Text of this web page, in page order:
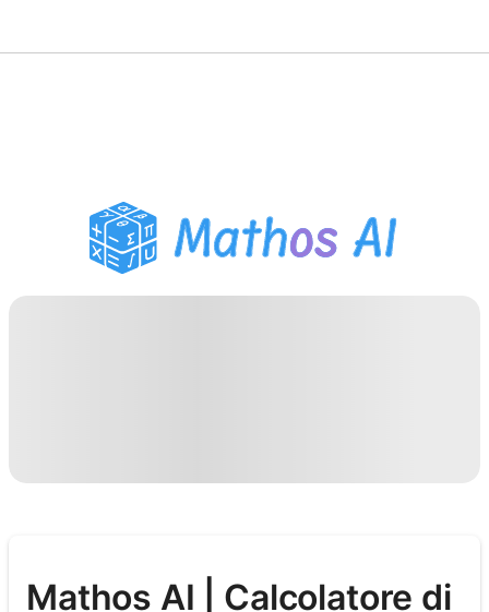
Assistente Compiti PDF
Strumenti di studio
Mathos AI | Calcolatore di